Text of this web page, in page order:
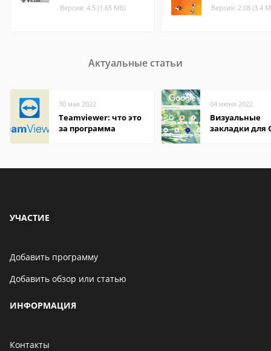
Версия: 4.5 (1.65 МБ) Версия: 2.08 (3.4
Актуальные статьи
30 мая 2022
Teamviewer: что это
за программа
04 июня 2022
Визуальные
закладки для
УЧАСТИЕ
Добавить программу
Добавить обзор или статью
ИНФОРМАЦИЯ
Контакты